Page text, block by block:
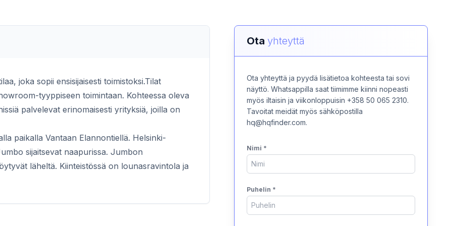
joka sopii ensisijaisesti toimistoksi.Tilat
tyyppiseen toimintaan. Kohteessa oleva
palvelevat erinomaisesti yrityksiä, joilla on
paikalla Vantaan Elannontiellä. Helsinki-
sijaitsevat naapurissa. Jumbon
läheltä. Kiinteistössä on lounasravintola ja
Ota yhteyttä
Ota yhteyttä ja pyydä lisätietoa kohteesta tai sovi
näyttö. Whatsappilla saat tiimimme kiinni nopeasti
myös iltaisin ja viikonloppuisin +358 50 065 2310.
Tavoitat meidät myös sähköpostilla
hq@hqfinder.com.
Nimi *
Puhelin *